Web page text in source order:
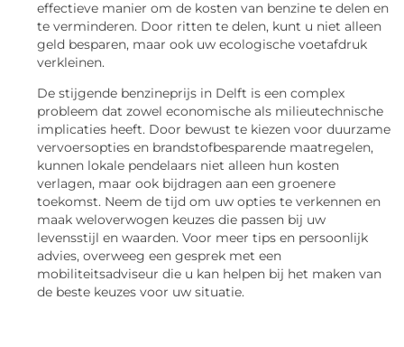
effectieve manier om de kosten van benzine te delen en
te verminderen. Door ritten te delen, kunt u niet alleen
geld besparen, maar ook uw ecologische voetafdruk
verkleinen.
De stijgende benzineprijs in Delft is een complex
probleem dat zowel economische als milieutechnische
implicaties heeft. Door bewust te kiezen voor duurzame
vervoersopties en brandstofbesparende maatregelen,
kunnen lokale pendelaars niet alleen hun kosten
verlagen, maar ook bijdragen aan een groenere
toekomst. Neem de tijd om uw opties te verkennen en
maak weloverwogen keuzes die passen bij uw
levensstijl en waarden. Voor meer tips en persoonlijk
advies, overweeg een gesprek met een
mobiliteitsadviseur die u kan helpen bij het maken van
de beste keuzes voor uw situatie.